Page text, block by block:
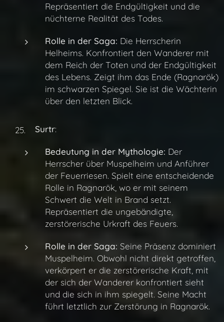
Repräsentiert die Endgültigkeit und die
nüchterne Realität des Todes.
Rolle in der Saga: Die Herrscherin
Helheims. Konfrontiert den Wanderer mit
dem Reich der Toten und der Endgültigkeit
des Lebens. Zeigt ihm das Ende (Ragnarök)
im schwarzen Spiegel. Sie ist die Wächterin
über den letzten Blick.
Surtr:
Bedeutung in der Mythologie: Der
Herrscher über Muspelheim und Anführer
der Feuerriesen. Spielt eine entscheidende
Rolle in Ragnarök, wo er mit seinem
Schwert die Welt in Brand setzt.
Repräsentiert die ungebändigte,
zerstörerische Urkraft des Feuers.
Rolle in der Saga: Seine Präsenz dominiert
Muspelheim. Obwohl nicht direkt getroffen,
verkörpert er die zerstörerische Kraft, mit
der sich der Wanderer konfrontiert sieht
und die sich in ihm spiegelt. Seine Macht
führt letztlich zur Zerstörung in Ragnarök.